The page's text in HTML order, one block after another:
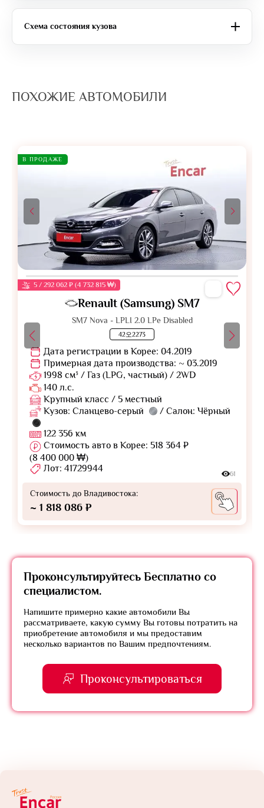
Схема состояния кузова
ПОХОЖИЕ АВТОМОБИЛИ
В ПРОДАЖЕ
5 / 292 062 ₽ (4 732 815 ₩)
Renault (Samsung) SM7
SM7 Nova - LPLI 2.0 LPe Disabled
42오2273
Дата регистрации в Корее: 04.2019
Примерная дата производства: ~ 03.2019
1998 см³ / Газ (LPG, частный) / 2WD
140 л.с.
Крупный класс / 5 местный
Кузов: Сланцево-серый
/ Салон: Чёрный
122 356 км
Стоимость авто в Корее: 518 364 ₽
(8 400 000 ₩)
Лот: 41729944
61
Стоимость до Владивостока:
~ 1 818 086 ₽
Проконсультируйтесь Бесплатно со
специалистом.
Напишите примерно какие автомобили Вы
рассматриваете, какую сумму Вы готовы потратить на
приобретение автомобиля и мы предоставим
несколько вариантов по Вашим предпочтениям.
Проконсультироваться